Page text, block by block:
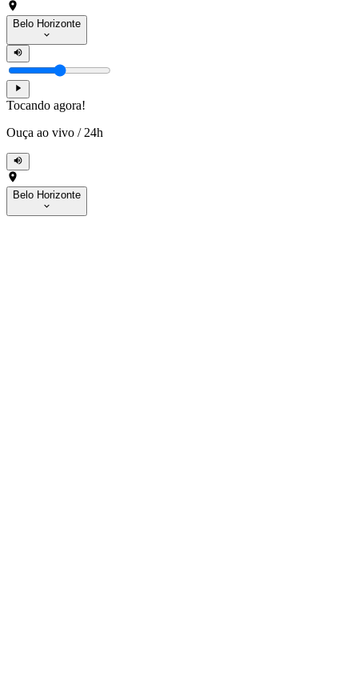
Belo Horizonte
Tocando agora!
Ouça ao vivo / 24h
Belo Horizonte